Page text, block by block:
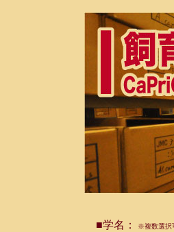
■学名： ※複数選択